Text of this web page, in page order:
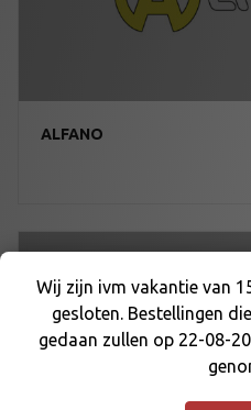
ALFANO
Wij zijn ivm vakantie
2026 gesloten.
worden gedaan zullen op
behandeling worden
Wij zijn ivm vakantie van
gesloten. Bestellingen
gedaan zullen op 22-08-